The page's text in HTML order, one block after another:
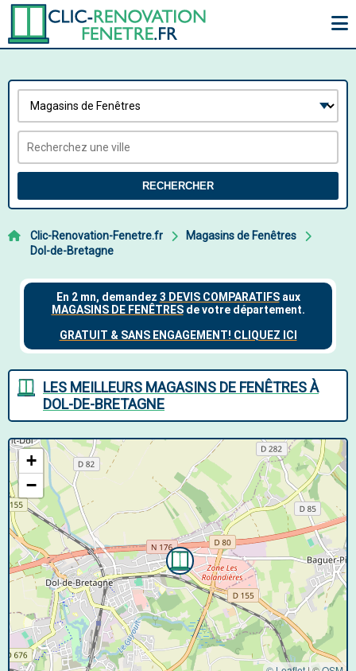
RECHERCHER
Clic-Renovation-Fenetre.fr
Magasins de Fenêtres
Dol-de-Bretagne
LES MEILLEURS MAGASINS DE FENÊTRES À
DOL-DE-BRETAGNE
+
−